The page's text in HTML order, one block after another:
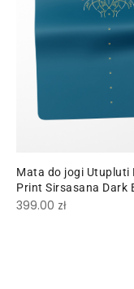
Mata do jogi Utupluti
Print Sirsasana Dark
399.00 zł